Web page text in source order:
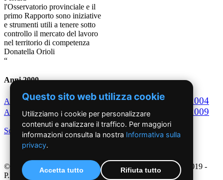
l'Osservatorio provinciale e il
primo Rapporto sono iniziative
e strumenti utili a tenere sotto
controllo il mercato del lavoro
nel territorio di competenza
Donatella Orioli
“
Anni 2000
Anno2000Anno2001 Anno2002 Anno2003 2004
Anno 2005Anno2006 Anno2007Anno2008 2009
Scegli per decennio
©2019 - NoiDonne - Iscrizione ROC n.33421 del 23 /09/ 2019 -
P.IVA 00878931005
Questo sito web utilizza cookie
Utilizziamo i cookie per personalizzare
contenuti e analizzare il traffico. Per maggiori
informazioni consulta la nostra Informativa sulla
privacy.
Accetta tutto Rifiuta tutto